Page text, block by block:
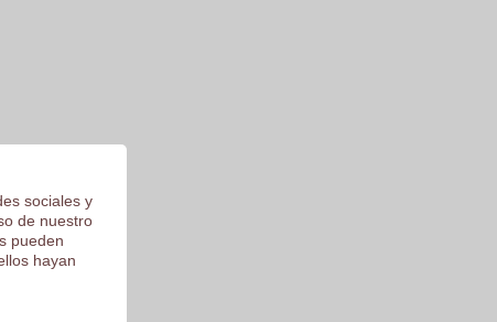
sociales y
de nuestro
pueden
hayan